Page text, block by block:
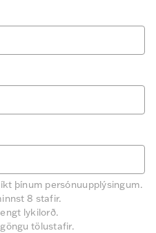
þínum persónuupplýsingum.
8 stafir.
lykilorð.
tölustafir.